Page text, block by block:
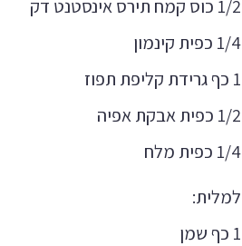
1/2 כוס קמח תירס אינסטנט דק
1/4 כפית קינמון
1 כף גרידת קליפת תפוז
1/2 כפית אבקת אפיה
1/4 כפית מלח
למלית:
1 כף שמן